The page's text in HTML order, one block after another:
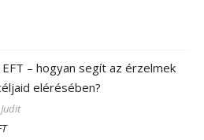
EFT – hogyan segít az érzelmek
elérésében?